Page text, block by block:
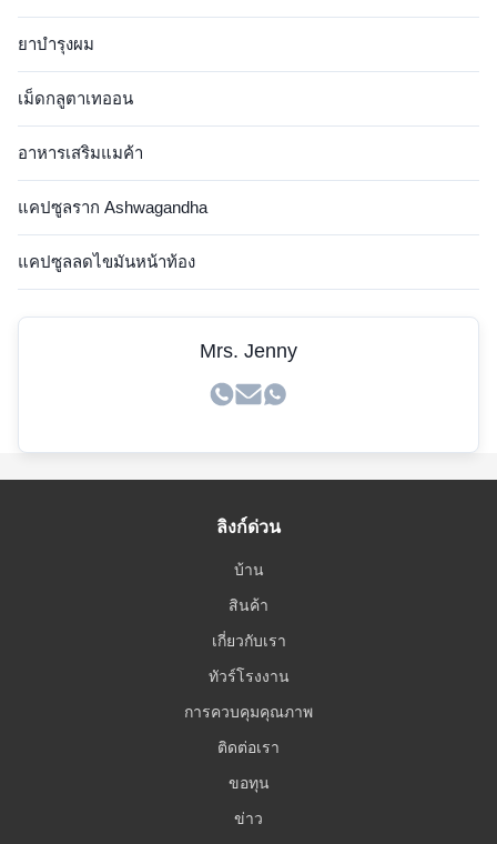
ยาบํารุงผม
เม็ดกลูตาเทออน
อาหารเสริมแมค้า
แคปซูลราก Ashwagandha
แคปซูลลดไขมันหน้าท้อง
Mrs. Jenny
ลิงก์ด่วน
บ้าน
สินค้า
เกี่ยวกับเรา
ทัวร์โรงงาน
การควบคุมคุณภาพ
ติดต่อเรา
ขอทุน
ข่าว